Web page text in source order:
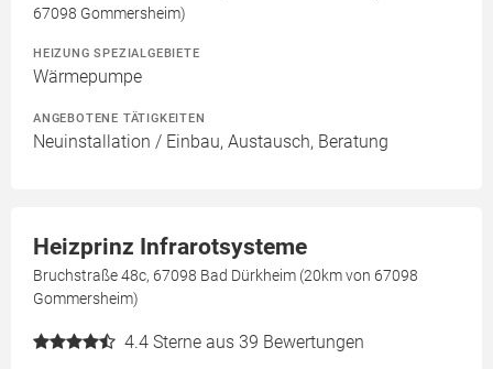
67098 Gommersheim)
HEIZUNG SPEZIALGEBIETE
Wärmepumpe
ANGEBOTENE TÄTIGKEITEN
Neuinstallation / Einbau, Austausch, Beratung
Heizprinz Infrarotsysteme
Bruchstraße 48c, 67098 Bad Dürkheim (20km von 67098
Gommersheim)
4.4 Sterne aus 39 Bewertungen